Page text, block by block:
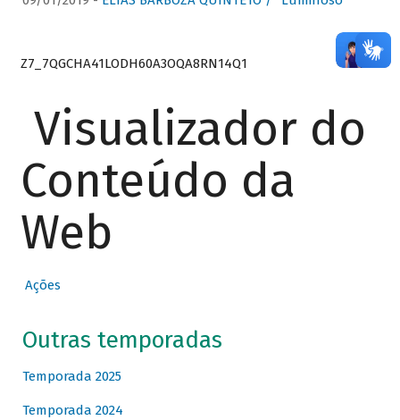
Z7_7QGCHA41LODH60A3OQA8RN14Q1
Visualizador do
Conteúdo da
Web
Ações
Outras temporadas
Temporada 2025
Temporada 2024